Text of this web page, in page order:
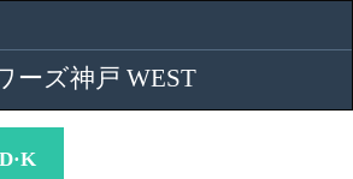
ーズ神戸 WEST